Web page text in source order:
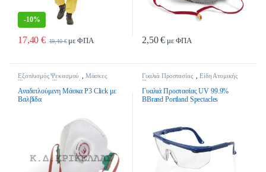
-10%
17,40€ 19,40€με ΦΠΑ 2,50€ με ΦΠΑ
Εξοπλισμός Ψεκασμού , Μάσκες
Ψεκασμού
,Ψεκαστικά
Αναδιπλούμενη Μάσκα P3 Click με
Βαλβίδα
Γυαλιά Προστασίας , Είδη Ατομικής
Προστασίας
Γυαλιά Προστασίας UV 99.9%
BBrand Portland Spectacles